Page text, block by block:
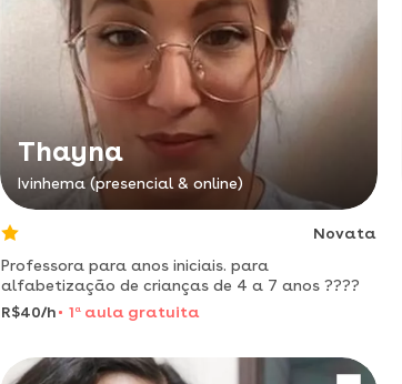
Thayna
Ivinhema (presencial & online)
Novata
Professora para anos iniciais. para
alfabetização de crianças de 4 a 7 anos ????
R$40/h
1 a aula gratuita